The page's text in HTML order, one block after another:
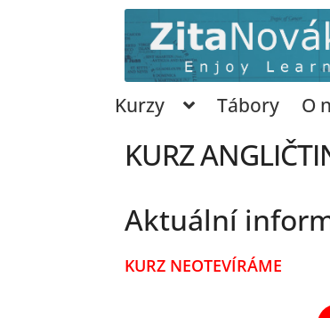
Přeskočit
na
navigaci
Přejít
k
obsahu
webu
Kurzy Tábory O
KURZ
Aktuální
KURZ NEOTEVÍRÁME